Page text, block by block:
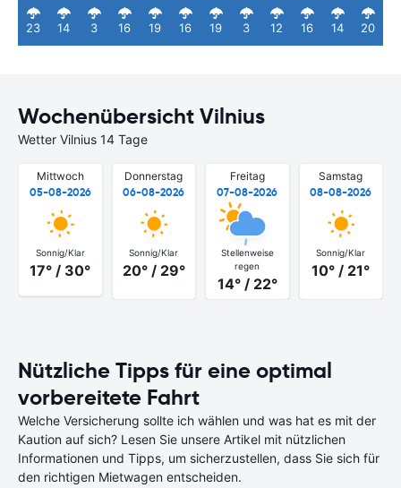
23 14 3 16 19 16 19 3 12 16 14 20
Wochenübersicht Vilnius
Wetter Vilnius 14 Tage
Mittwoch
05-08-2026
Sonnig/Klar
17° / 30°
Donnerstag
06-08-2026
Sonnig/Klar
20° / 29°
Freitag
07-08-2026
Stellenweise
regen
14° / 22°
Samstag
08-08-2026
Sonnig/Klar
10° / 21°
Nützliche Tipps für eine optimal
vorbereitete Fahrt
Welche Versicherung sollte ich wählen und was hat es mit der
Kaution auf sich? Lesen Sie unsere Artikel mit nützlichen
Informationen und Tipps, um sicherzustellen, dass Sie sich für
den richtigen Mietwagen entscheiden.